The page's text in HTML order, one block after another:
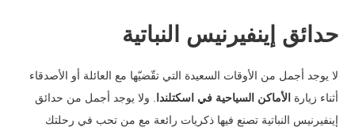
حدائق إينفيرنيس النباتية
لا يوجد أجمل من الأوقات السعيدة التي تقّضيّها مع العائلة أو الأصدقاء
أثناء زيارة الأماكن السياحية في اسكتلندا
ولا يوجد أجمل من حدائق
إينفيرنيس النباتية تصنع فيها ذكريات رائعة مع من تحب في رحلتك